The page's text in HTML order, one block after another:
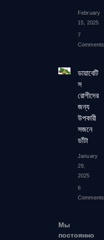
February
15, 2025
7
Comments
ডায়াবেটি
স
রোগীদের
জন্য
উপকারী
সজনে
ডাঁটা
January
29,
2025
6
Comments
Мы
постоянно